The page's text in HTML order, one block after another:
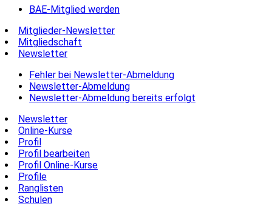
BAE-Mitglied werden
Mitglieder-Newsletter
Mitgliedschaft
Newsletter
Fehler bei Newsletter-Abmeldung
Newsletter-Abmeldung
Newsletter-Abmeldung bereits erfolgt
Newsletter
Online-Kurse
Profil
Profil bearbeiten
Profil Online-Kurse
Profile
Ranglisten
Schulen